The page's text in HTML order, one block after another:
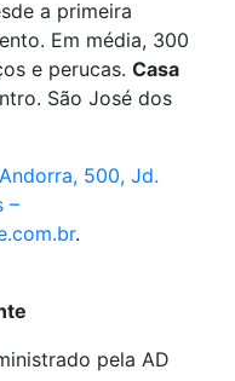
a primeira
Em média, 300
e perucas. Casa
São José dos
500, Jd.
–
.
pela AD